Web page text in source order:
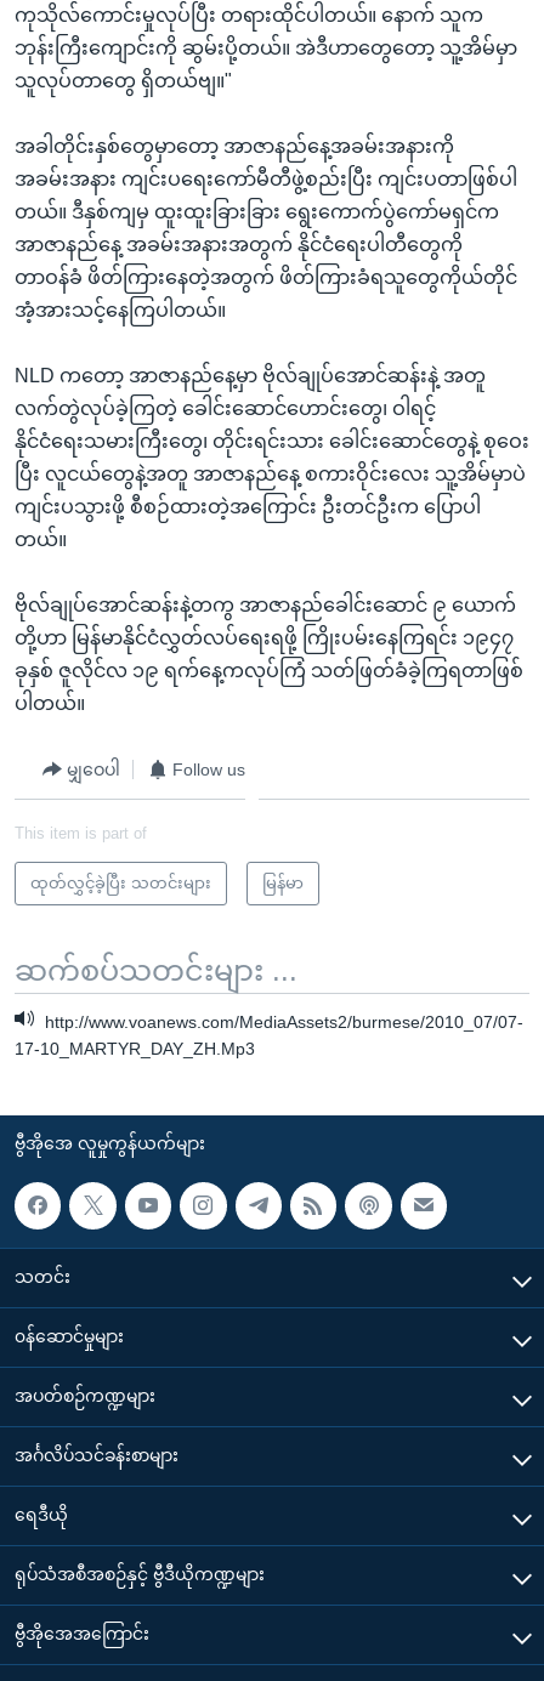
ကုသိုလ်ကောင်းမှုလုပ်ပြီး တရားထိုင်ပါတယ်။ နောက် သူက
ဘုန်းကြီးကျောင်းကို ဆွမ်းပို့တယ်။ အဲဒီဟာတွေတော့ သူ့အိမ်မှာ
သူလုပ်တာတွေ ရှိတယ်ဗျ။"
အခါတိုင်းနှစ်တွေမှာတော့ အာဇာနည်နေ့အခမ်းအနားကို
အခမ်းအနား ကျင်းပရေးကော်မီတီဖွဲ့စည်းပြီး ကျင်းပတာဖြစ်ပါ
တယ်။ ဒီနှစ်ကျမှ ထူးထူးခြားခြား ရွေးကောက်ပွဲကော်မရှင်က
အာဇာနည်နေ့ အခမ်းအနားအတွက် နိုင်ငံရေးပါတီတွေကို
တာဝန်ခံ ဖိတ်ကြားနေတဲ့အတွက် ဖိတ်ကြားခံရသူတွေကိုယ်တိုင်
အံ့အားသင့်နေကြပါတယ်။
NLD ကတော့ အာဇာနည်နေ့မှာ ဗိုလ်ချုပ်အောင်ဆန်းနဲ့ အတူ
လက်တွဲလုပ်ခဲ့ကြတဲ့ ခေါင်းဆောင်ဟောင်းတွေ၊ ဝါရင့်
နိုင်ငံရေးသမားကြီးတွေ၊ တိုင်းရင်းသား ခေါင်းဆောင်တွေနဲ့ စုဝေး
ပြီး လူငယ်တွေနဲ့အတူ အာဇာနည်နေ့ စကားဝိုင်းလေး သူ့အိမ်မှာပဲ
ကျင်းပသွားဖို့ စီစဉ်ထားတဲ့အကြောင်း ဦးတင်ဦးက ပြောပါ
တယ်။
ဗိုလ်ချုပ်အောင်ဆန်းနဲ့တကွ အာဇာနည်ခေါင်းဆောင် ၉ ယောက်
တို့ဟာ မြန်မာနိုင်ငံလွှတ်လပ်ရေးရဖို့ ကြိုးပမ်းနေကြရင်း ၁၉၄၇
ခုနှစ် ဇူလိုင်လ ၁၉ ရက်နေ့ကလုပ်ကြံ သတ်ဖြတ်ခံခဲ့ကြရတာဖြစ်
ပါတယ်။
မျှဝေပါ Follow us
This item is part of
ထုတ်လွှင့်ခဲ့ပြီး သတင်းများ မြန်မာ
ဆက်စပ်သတင်းများ ...
http://www.voanews.com/MediaAssets2/burmese/2010_07/07-
17-10_MARTYR_DAY_ZH.Mp3
ဗွီအိုအေ လူမှုကွန်ယက်များ
သတင်း
၀န်ဆောင်မှုများ
အပတ်စဉ်ကဏ္ဍများ
အင်္ဂလိပ်သင်ခန်းစာများ
ရေဒီယို
ရုပ်သံအစီအစဉ်နှင့် ဗွီဒီယိုကဏ္ဍများ
ဗွီအိုအေအကြောင်း